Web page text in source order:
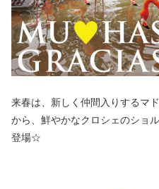
来春は、新しく仲間入りするマ
から、鮮やかなクロシェのショ
登場☆